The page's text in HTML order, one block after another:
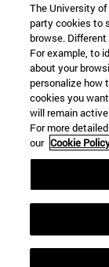
The University
party cookies to
browse.
For example, to
about your
personalize how
cookies you
will remain
For more
our Cookie